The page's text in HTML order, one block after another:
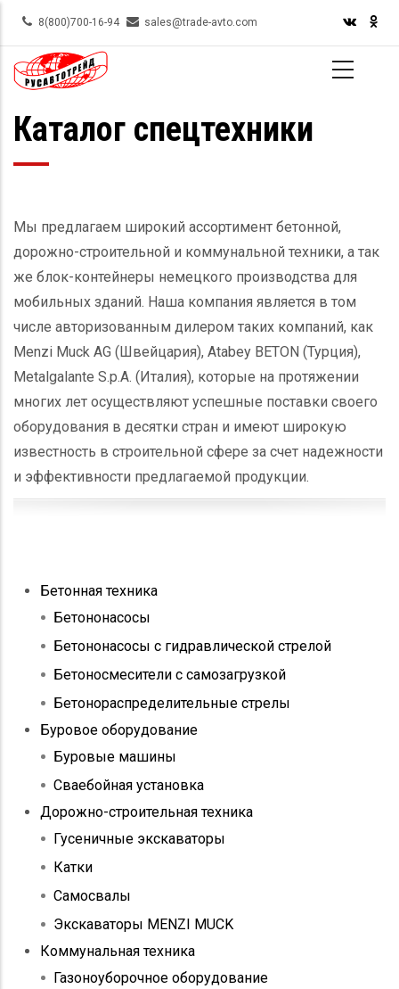
Skip
main
content
8(800)700-16-94 sales@trade-avto.com
Каталог спецтехники
Мы предлагаем широкий ассортимент бетонной,
дорожно-строительной и коммунальной техники, а так
же блок-контейнеры немецкого производства для
мобильных зданий. Наша компания является в том
числе авторизованным дилером таких компаний, как
Menzi Muck AG (Швейцария), Atabey BETON (Турция),
Metalgalante S.p.A. (Италия), которые на протяжении
многих лет осуществляют успешные поставки своего
оборудования в десятки стран и имеют широкую
известность в строительной сфере за счет надежности
и эффективности предлагаемой продукции.
TAX-Бетонная техника
Бетононасосы
Бетононасосы с гидравлической стрелой
Бетоносмесители с самозагрузкой
Бетонораспределительные стрелы
Буровое оборудование
Буровые машины
Сваебойная установка
Дорожно-строительная техника
Гусеничные экскаваторы
Катки
Самосвалы
Экскаваторы MENZI MUCK
Коммунальная техника
Газоноуборочное оборудование